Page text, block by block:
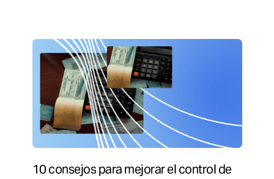
10 consejos para mejorar el control de